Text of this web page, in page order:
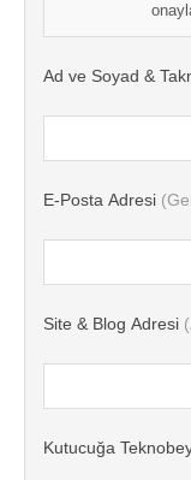
Ad ve Soyad &
E-Posta Adresi
Site & Blog Adresi
Kutucuğa